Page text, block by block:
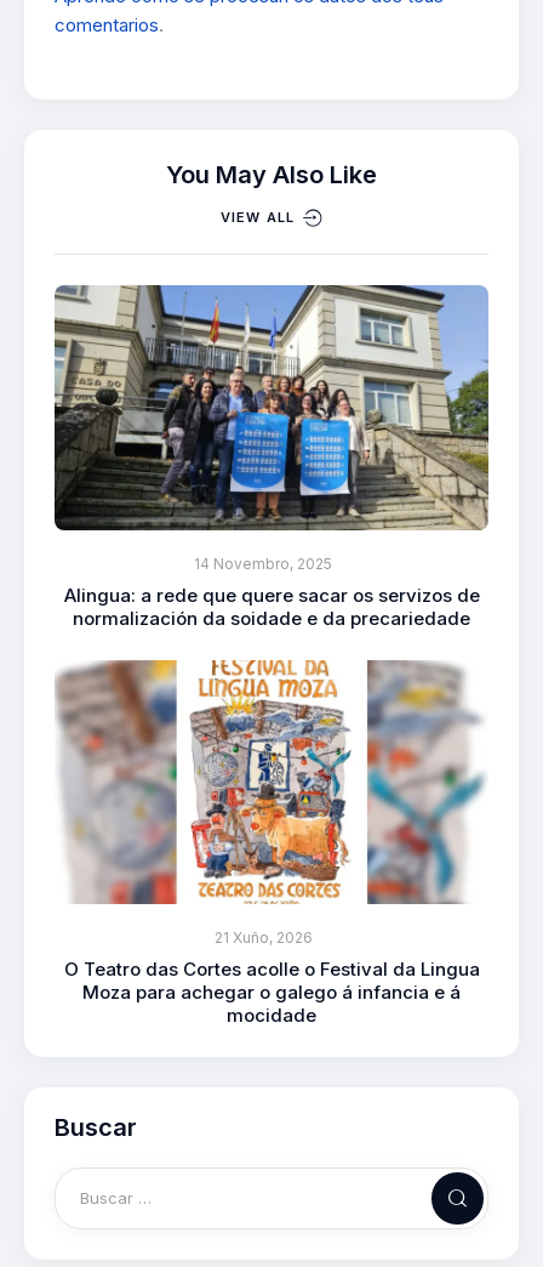
comentarios.
You May Also Like
VIEW ALL
14 Novembro, 2025
Alingua: a rede que quere sacar os servizos de
normalización da soidade e da precariedade
21 Xuño, 2026
O Teatro das Cortes acolle o Festival da Lingua
Moza para achegar o galego á infancia e á
mocidade
Buscar